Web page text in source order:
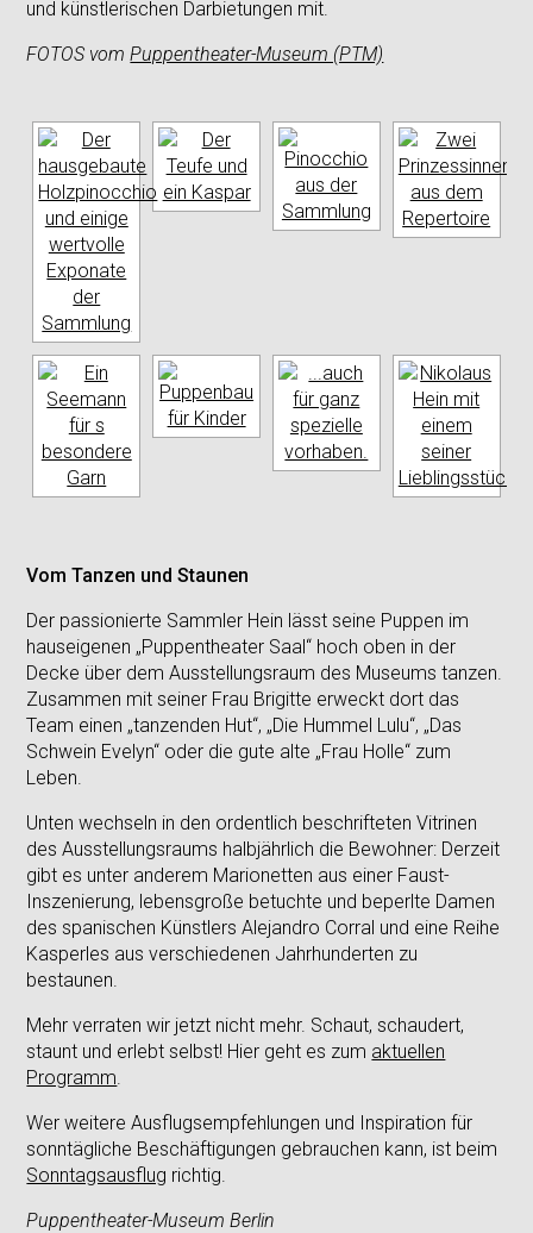
und künstlerischen Darbietungen mit.
FOTOS vomPuppentheater-Museum (PTM)
Vom Tanzen und Staunen
Der passionierte Sammler Hein lässt seine Puppen im
hauseigenen „Puppentheater Saal“ hoch oben in der
Decke über dem Ausstellungsraum des Museums tanzen.
Zusammen mit seiner Frau Brigitte erweckt dort das
Team einen „tanzenden Hut“, „Die Hummel Lulu“, „Das
Schwein Evelyn“ oder die gute alte „Frau Holle“ zum
Leben.
Unten wechseln in den ordentlich beschrifteten Vitrinen
des Ausstellungsraums halbjährlich die Bewohner: Derzeit
gibt es unter anderem Marionetten aus einer Faust-
Inszenierung, lebensgroße betuchte und beperlte Damen
des spanischen Künstlers Alejandro Corral und eine Reihe
Kasperles aus verschiedenen Jahrhunderten zu
bestaunen.
Mehr verraten wir jetzt nicht mehr. Schaut, schaudert,
staunt und erlebt selbst! Hier geht es zum aktuellen
Programm.
Wer weitere Ausflugsempfehlungen und Inspiration für
sonntägliche Beschäftigungen gebrauchen kann, ist beim
Sonntagsausflug richtig.
Puppentheater-Museum Berlin